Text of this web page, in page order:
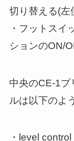
切り替える(左
・フットスイ
ションのON/
中央のCE-1プ
ルは以下のよ
・level control